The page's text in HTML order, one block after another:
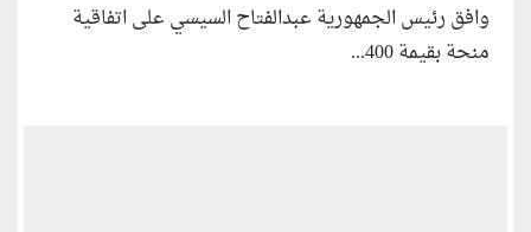
وافق رئيس الجمهورية عبدالفتاح السيسي على اتفاقية
منحة بقيمة 400...